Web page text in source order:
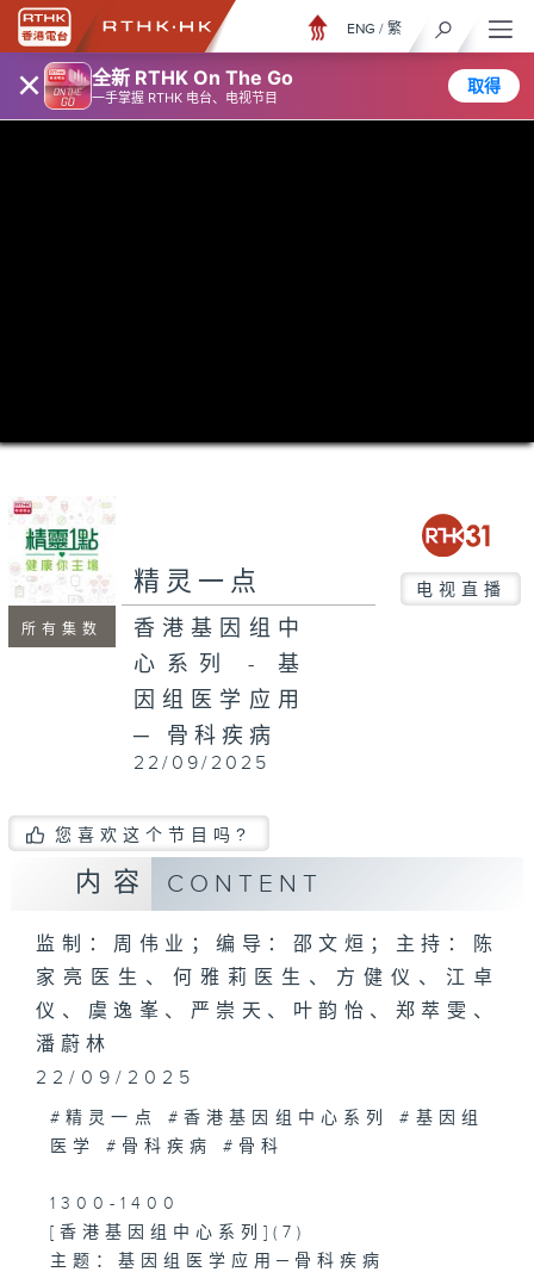
× 全新 RTHK On The Go
一手掌握 RTHK 电台、电视节目
取得
ENG / 繁
所有集数
精灵一点 电视直播
香港基因组中
心系列 - 基
因组医学应用
─ 骨科疾病
22/09/2025
您喜欢这个节目吗?
内容 CONTENT
监制：周伟业；编导：邵文烜；主持：陈
家亮医生、何雅莉医生、方健仪、江卓
仪、虞逸峯、严崇天、叶韵怡、郑萃雯、
潘蔚林
22/09/2025
#精灵一点 #香港基因组中心系列 #基因组
医学 #骨科疾病 #骨科
1300-1400
[香港基因组中心系列](7)
主题：基因组医学应用─骨科疾病